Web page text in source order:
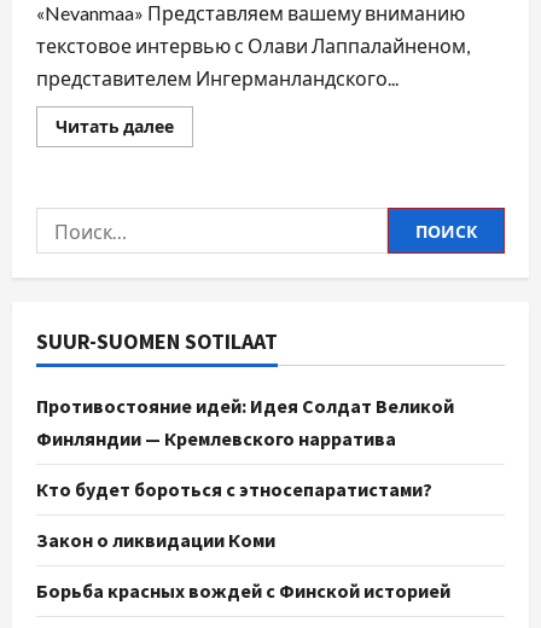
«Nevanmaa» Представляем вашему вниманию
текстовое интервью с Олави Лаппалайненом,
представителем Ингерманландского...
Читать далее
SUUR-SUOMEN SOTILAAT
Противостояние идей: Идея Солдат Великой
Финляндии — Кремлевского нарратива
Кто будет бороться с этносепаратистами?
Закон о ликвидации Коми
Борьба красных вождей с Финской историей